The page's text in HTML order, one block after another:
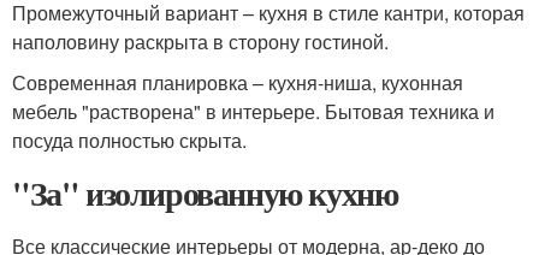
Промежуточный вариант – кухня в стиле кантри, которая
наполовину раскрыта в сторону гостиной.
Современная планировка – кухня-ниша, кухонная
мебель "растворена" в интерьере. Бытовая техника и
посуда полностью скрыта.
"За" изолированную кухню
Все классические интерьеры от модерна, ар-деко до